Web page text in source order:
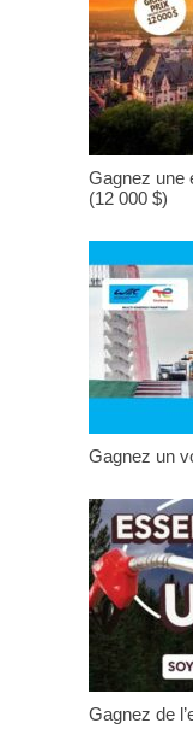
Gagnez une
(12 000 $)
Gagnez un
Gagnez de